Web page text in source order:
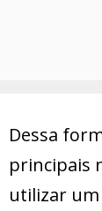
Dessa
principais
utilizar